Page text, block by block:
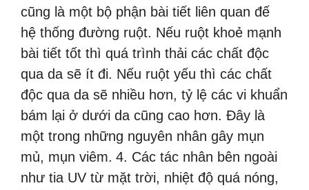
cũng là một bộ phận bài tiết liên quan đế
hệ thống đường ruột. Nếu ruột khoẻ mạnh
bài tiết tốt thì quá trình thải các chất độc
qua da sẽ ít đi. Nếu ruột yếu thì các chất
độc qua da sẽ nhiều hơn, tỷ lệ các vi khuẩn
bám lại ở dưới da cũng cao hơn. Đây là
một trong những nguyên nhân gây mụn
mủ, mụn viêm. 4. Các tác nhân bên ngoài
như tia UV từ mặt trời, nhiệt độ quá nóng,